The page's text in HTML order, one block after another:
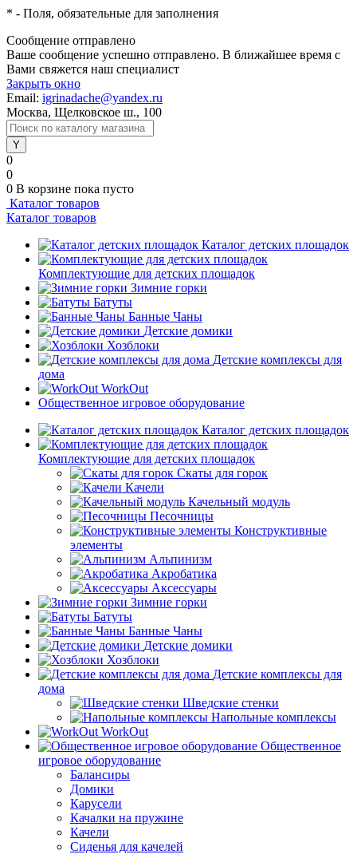
* - Поля, обязательные для заполнения
Сообщение отправлено
Ваше сообщение успешно отправлено. В ближайшее время с
Вами свяжется наш специалист
Закрыть окно
Email: igrinadache@yandex.ru
Москва, Щелковское ш., 100
0
0
0 В корзине пока пусто
Каталог товаров
Каталог товаров
Каталог детских площадок
Комплектующие для детских площадок
Зимние горки
Батуты
Банные Чаны
Детские домики
Хозблоки
Детские комплексы для
дома
WorkOut
Общественное игровое оборудование
Каталог детских площадок
Комплектующие для детских площадок
Скаты для горок
Качели
Качельный модуль
Песочницы
Конструктивные
элементы
Альпинизм
Акробатика
Аксессуары
Зимние горки
Батуты
Банные Чаны
Детские домики
Хозблоки
Детские комплексы для
дома
Шведские стенки
Напольные комплексы
WorkOut
Общественное
игровое оборудование
Балансиры
Домики
Карусели
Качалки на пружине
Качели
Сиденья для качелей